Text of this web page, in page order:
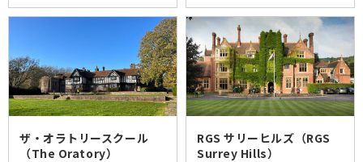
ザ・オラトリースクール
（The Oratory）
RGS サリーヒルズ（RGS
Surrey Hills）